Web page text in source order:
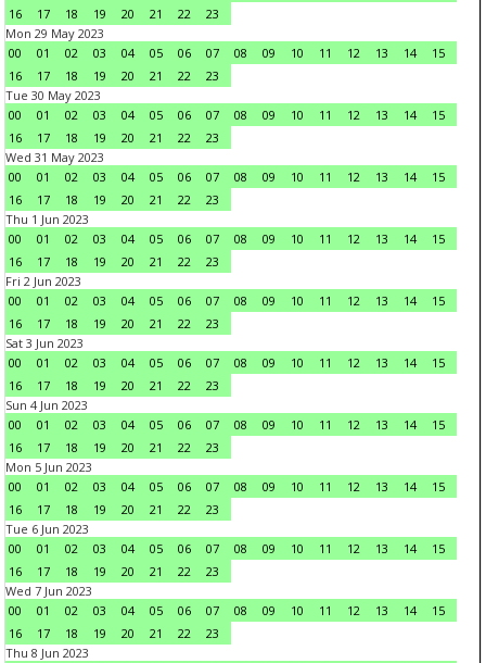
16
17 18 19 20 21 22
23
Mon 29 May 2023
00
01 02 03 04 05 06 07 08 09 10 11 12 13 14
15
16
17 18 19 20 21 22
23
Tue 30 May 2023
00
01 02 03 04 05 06 07 08 09 10 11 12 13 14
15
16
17 18 19 20 21 22
23
Wed 31 May 2023
00
01 02 03 04 05 06 07 08 09 10 11 12 13 14
15
16
17 18 19 20 21 22
23
Thu 1 Jun 2023
00
01 02 03 04 05 06 07 08 09 10 11 12 13 14
15
16
17 18 19 20 21 22
23
Fri 2 Jun 2023
00
01 02 03 04 05 06 07 08 09 10 11 12 13 14
15
16
17 18 19 20 21 22
23
Sat 3 Jun 2023
00
01 02 03 04 05 06 07 08 09 10 11 12 13 14
15
16
17 18 19 20 21 22
23
Sun 4 Jun 2023
00
01 02 03 04 05 06 07 08 09 10 11 12 13 14
15
16
17 18 19 20 21 22
23
Mon 5 Jun 2023
00
01 02 03 04 05 06 07 08 09 10 11 12 13 14
15
16
17 18 19 20 21 22
23
Tue 6 Jun 2023
00
01 02 03 04 05 06 07 08 09 10 11 12 13 14
15
16
17 18 19 20 21 22
23
Wed 7 Jun 2023
00
01 02 03 04 05 06 07 08 09 10 11 12 13 14
15
16
17 18 19 20 21 22
23
Thu 8 Jun 2023